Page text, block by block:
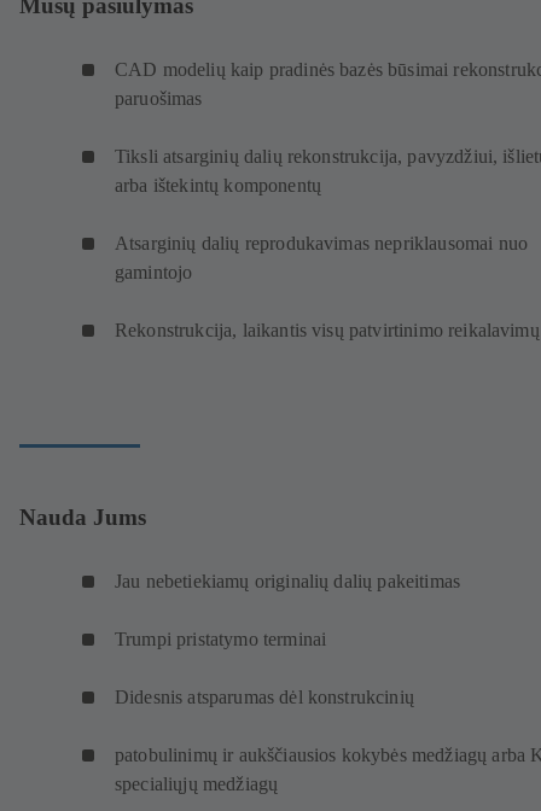
Mūsų pasiūlymas
CAD modelių kaip pradinės bazės būsimai
paruošimas
Tiksli atsarginių dalių rekonstrukcija, pavyzdžiui,
arba ištekintų komponentų
Atsarginių dalių reprodukavimas nepriklausomai nuo
gamintojo
Rekonstrukcija, laikantis visų patvirtinimo reikalavimų
Nauda Jums
Jau nebetiekiamų originalių dalių pakeitimas
Trumpi pristatymo terminai
Didesnis atsparumas dėl konstrukcinių
patobulinimų ir aukščiausios kokybės medžiagų arba
specialiųjų medžiagų